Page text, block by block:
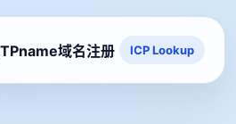
TPname域名注册 ICP Lookup